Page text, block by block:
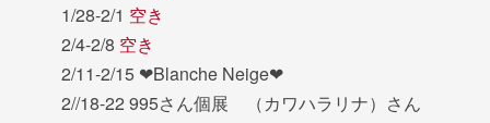
1/28-2/1 空き
2/4-2/8 空き
2/11-2/15 ❤︎Blanche Neige❤︎
2//18-22 995さん個展 （カワハラリナ）さん